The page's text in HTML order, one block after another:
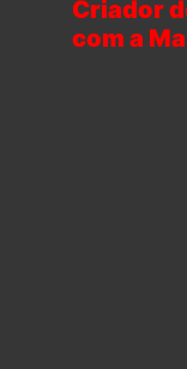
Criador
com a